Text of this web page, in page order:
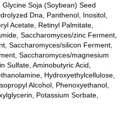
Soja (Soybean) Seed
Dna, Panthenol, Inositol,
Acetate, Retinyl Palmitate,
Saccharomyces/zinc Ferment,
Saccharomyces/silicon Ferment,
Saccharomyces/magnesium
Sulfate, Aminobutyric Acid,
Hydroxyethylcellulose,
Alcohol, Phenoxyethanol,
Potassium Sorbate,